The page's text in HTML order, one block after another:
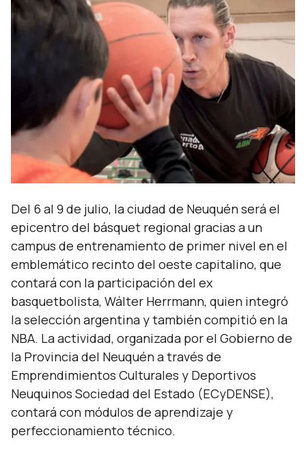
Del 6 al 9 de julio, la ciudad de Neuquén será el
epicentro del básquet regional gracias a un
campus de entrenamiento de primer nivel en el
emblemático recinto del oeste capitalino, que
contará con la participación del ex
basquetbolista, Wálter Herrmann, quien integró
la selección argentina y también compitió en la
NBA. La actividad, organizada por el Gobierno de
la Provincia del Neuquén a través de
Emprendimientos Culturales y Deportivos
Neuquinos Sociedad del Estado (ECyDENSE),
contará con módulos de aprendizaje y
perfeccionamiento técnico.